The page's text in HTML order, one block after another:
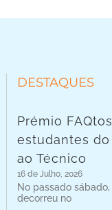
DESTAQUES
Prémio
estudantes
ao Técnico
16 de Julho, 2026
No passado sábado,
decorreu no